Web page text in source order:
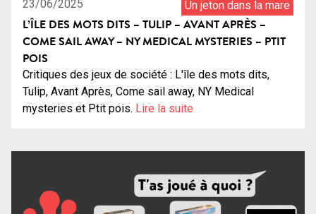
23/06/2025 Un jeton dans la mare
L’ÎLE DES MOTS DITS – TULIP – AVANT APRÈS –
COME SAIL AWAY – NY MEDICAL MYSTERIES – PTIT
POIS
Critiques des jeux de société : L'île des mots dits,
Tulip, Avant Après, Come sail away, NY Medical
mysteries et Ptit pois. Lire la suite